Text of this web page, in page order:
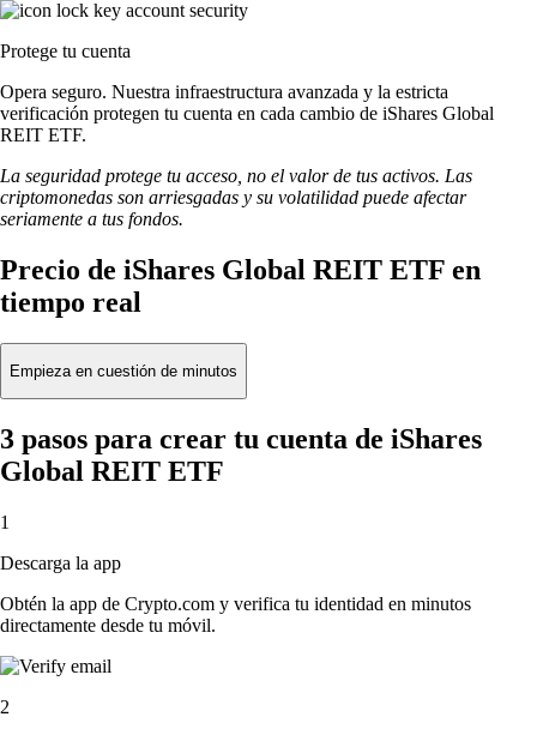
Protege tu cuenta
Opera seguro. Nuestra infraestructura avanzada y la estricta
verificación protegen tu cuenta en cada cambio de iShares Global
REIT ETF.
La seguridad protege tu acceso, no el valor de tus activos. Las
criptomonedas son arriesgadas y su volatilidad puede afectar
seriamente a tus fondos.
Precio de iShares Global REIT ETF en
tiempo real
Empieza en cuestión de minutos
3 pasos para crear tu cuenta de iShares
Global REIT ETF
1
Descarga la app
Obtén la app de Crypto.com y verifica tu identidad en minutos
directamente desde tu móvil.
2